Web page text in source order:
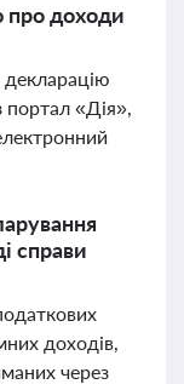
доходи
декларацію
портал «Дія»,
справи
доходів,
через